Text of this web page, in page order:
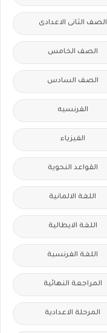
الصف الثانى الاعدادى
الصف الخامس
الصف السادس
الفرنسيه
الفيزياء
القواعد النحوية
اللغة الالمانية
اللغة الايطالية
اللغة الفرنسية
المراجعة النهائية
المرحلة الاعدادية